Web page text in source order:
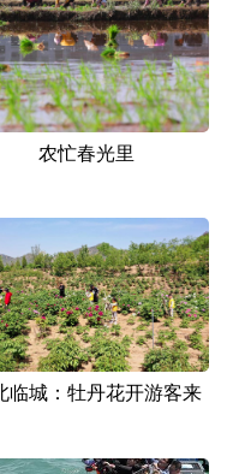
龙江
日本語 한국어
农忙春光里
临城：牡丹花开游客来